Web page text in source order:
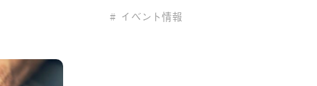
イベント情報